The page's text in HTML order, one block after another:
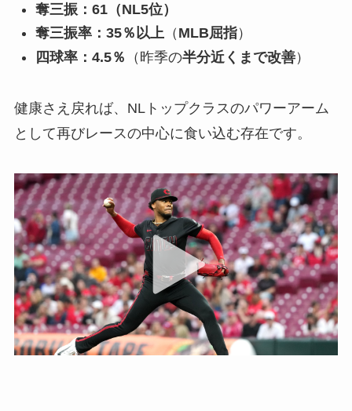
奪三振：61（NL5位）
奪三振率：35％以上（ MLB屈指）
四球率：4.5％ （昨季の半分近くまで改善）
健康さえ戻れば、NLトップクラスのパワーアーム
として再びレースの中心に食い込む存在です。